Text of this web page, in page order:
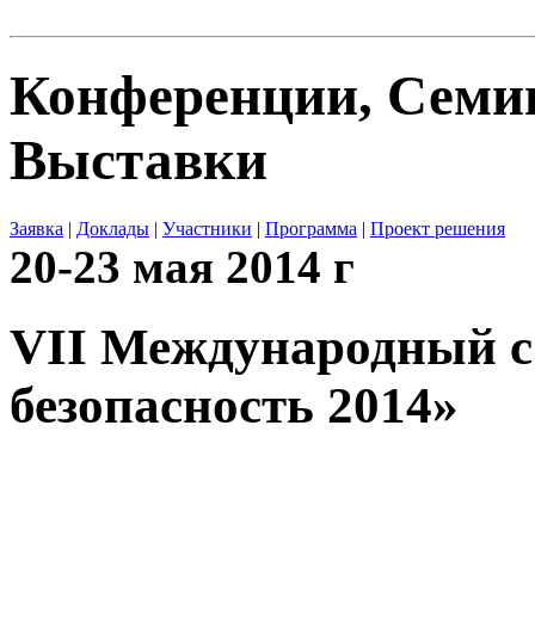
Конференции,
Выставки
Заявка | Доклады | Участники | Программа | Проект решения
20-23 мая 2014 г
VII Международный
безопасность 2014»